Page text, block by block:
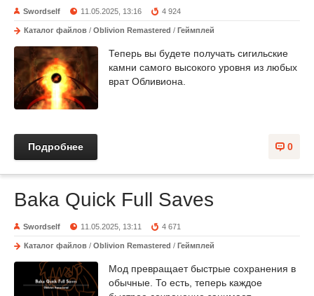
Swordself 11.05.2025, 13:16 4 924
Каталог файлов / Oblivion Remastered / Геймплей
Теперь вы будете получать сигильские
камни самого высокого уровня из любых
врат Обливиона.
0
Подробнее
Baka Quick Full Saves
Swordself 11.05.2025, 13:11 4 671
Каталог файлов / Oblivion Remastered / Геймплей
Мод превращает быстрые сохранения в
обычные. То есть, теперь каждое